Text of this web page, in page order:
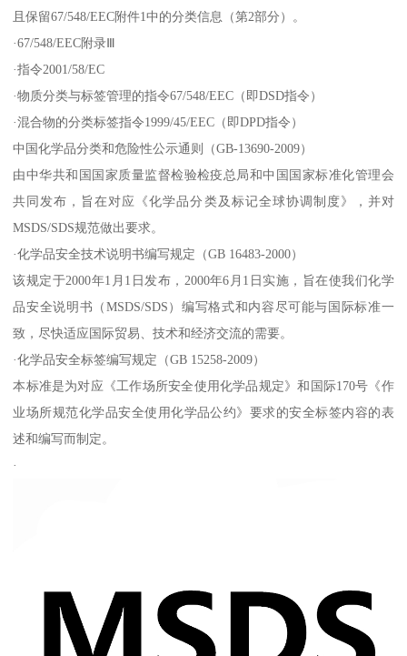
且保留67/548/EEC附件1中的分类信息（第2部分）。
·67/548/EEC附录Ⅲ
·指令2001/58/EC
·物质分类与标签管理的指令67/548/EEC（即DSD指令）
·混合物的分类标签指令1999/45/EEC（即DPD指令）
中国化学品分类和危险性公示通则（GB-13690-2009）
由中华共和国国家质量监督检验检疫总局和中国国家标准化管理会
共同发布，旨在对应《化学品分类及标记全球协调制度》，并对
MSDS/SDS规范做出要求。
·化学品安全技术说明书编写规定（GB 16483-2000）
该规定于2000年1月1日发布，2000年6月1日实施，旨在使我们化学
品安全说明书（MSDS/SDS）编写格式和内容尽可能与国际标准一
致，尽快适应国际贸易、技术和经济交流的需要。
·化学品安全标签编写规定（GB 15258-2009）
本标准是为对应《工作场所安全使用化学品规定》和国际170号《作
业场所规范化学品安全使用化学品公约》要求的安全标签内容的表
述和编写而制定。
·